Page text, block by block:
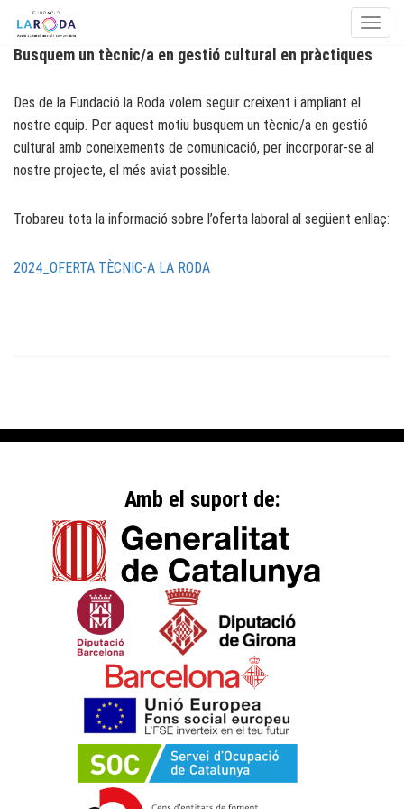
Skip to content
Busquem un tècnic/a en gestió cultural en pràctiques
Des de la Fundació la Roda volem seguir creixent i ampliant el
nostre equip. Per aquest motiu busquem un tècnic/a en gestió
cultural amb coneixements de comunicació, per incorporar-se al
nostre projecte, el més aviat possible.
Trobareu tota la informació sobre l’oferta laboral al següent enllaç:
2024_OFERTA TÈCNIC-A LA RODA
Amb el suport de: